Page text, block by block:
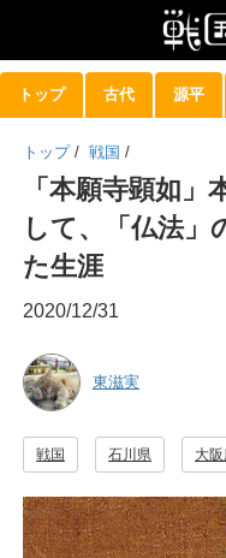
トップ 古代 源平
トップ / 戦国 /
「本願寺顕如」
して、「仏法」
た生涯
2020/12/31
東滋実
戦国 石川県 大